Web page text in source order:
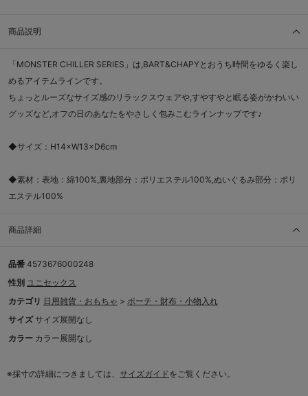
商品説明
「MONSTER CHILLER SERIES」は,BART&CHAPYとおうち時間をゆるく楽し
めるアイテムラインです。
ちょっとルーズなサイズ感のリラックスウェアや,すやすやと眠る姿がかわいい
グッズなど,オフの日のあなたをやさしく包みこむラインナップです♪
◆サイズ：H14×W13×D6cm
◆素材：表地：綿100%,裏地部分：ポリエステル100%,ぬいぐるみ部分：ポリ
エステル100%
商品詳細
品番 4573676000248
性別 ユニセックス
カテゴリ 日用雑貨・おもちゃ > ポーチ・財布・小物入れ
サイズ サイズ展開なし
カラー カラー展開なし
※採寸の詳細につきましては、 サイズガイドをご覧ください。